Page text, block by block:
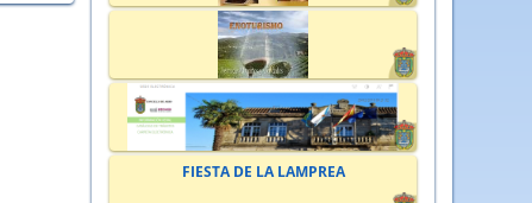
FIESTA DE LA LAMPREA